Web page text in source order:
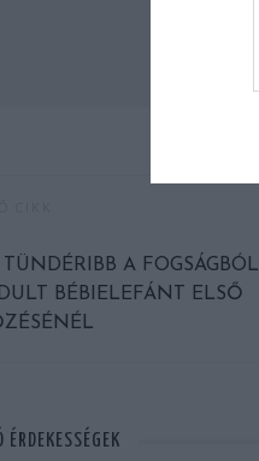
A FOGSÁGBÓL
BÉBIELEFÁNT ELSŐ
ÉRDEKESSÉGEK